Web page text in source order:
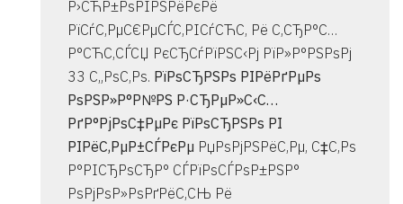
Р›СЋР±РѕРІРЅРёРєРё
РїСѓС‚РµС€РµСЃС‚РІСѓСЋС‚ Рё С‚СЂР°С…
Р°СЋС‚СЃСЏ РєСЂСѓРїРЅС‹Рј РїР»Р°РЅРѕРј
33 С„РѕС‚Рѕ. РїРѕСЂРЅРѕ РІРёРґРµРѕ
РѕРЅР»Р°Р№РЅ Р·СЂРµР»С‹С…
РґР°РјРѕС‡РµРє РїРѕСЂРЅРѕ РІ
РІРёС‚РµР±СЃРєРµ РџРѕРјРЅРёС‚Рµ, С‡С‚Рѕ
Р°РІСЂРѕСЂР° СЃРїРѕСЃРѕР±РЅР°
РѕРјРѕР»РѕРґРёС‚СЊ Рё